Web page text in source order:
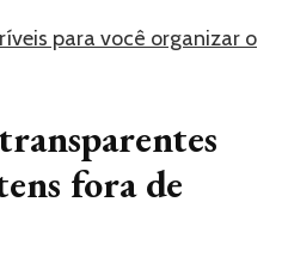
para você organizar o
fora de